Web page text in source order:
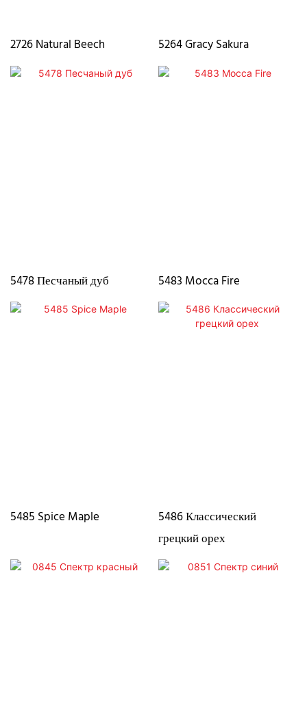
2726 Natural Beech 5264 Gracy Sakura
5478 Песчаный дуб 5483 Mocca Fire
5485 Spice Maple
5486 Классический
грецкий орех